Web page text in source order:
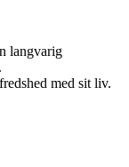
langvarig
med sit liv.